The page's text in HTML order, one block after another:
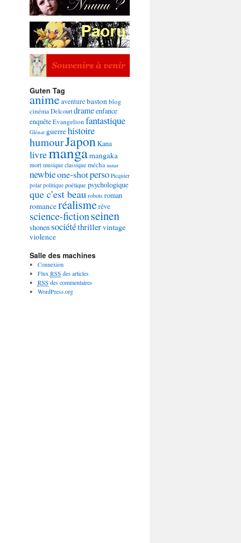
Guten Tag
animeaventurebaston blog
cinémaDelcourtdrameenfance
enquêteEvangelion fantastique
Glénat guerrehistoire
humourJapon Kana
livremangamangaka
mortmusique classiquemécha nanar
newbieone-shotperso Picquier
polar politique poétique psychologique
que c'est beaurobotsroman
romanceréalismerêve
science-fictionseinen
shonen sociététhrillervintage
violence
Salle des machines
Connexion
Flux RSS des articles
RSS des commentaires
WordPress.org